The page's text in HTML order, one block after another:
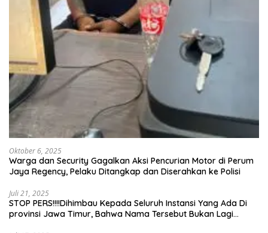
Oktober 6, 2025
Warga dan Security Gagalkan Aksi Pencurian Motor di Perum
Jaya Regency, Pelaku Ditangkap dan Diserahkan ke Polisi
Juli 21, 2025
STOP PERS!!!!Dihimbau Kepada Seluruh Instansi Yang Ada Di
provinsi Jawa Timur, Bahwa Nama Tersebut Bukan Lagi